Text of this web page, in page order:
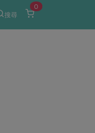
搜尋
0